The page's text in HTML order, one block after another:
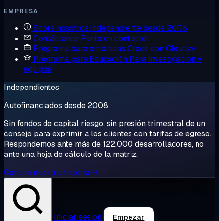
EMPRESA
Sobre nosotros Independiente desde 2008
Contáctanos Ponte en contacto
Programa para empresas Crece con Cloudzy
Programa para Educación Para investigación y
equipos
Independientes
Autofinanciados desde 2008
Sin fondos de capital riesgo, sin presión trimestral de un
consejo para exprimir a los clientes con tarifas de egreso.
Respondemos ante más de 122.000 desarrolladores, no
ante una hoja de cálculo de la matriz.
Conoce nuestra historia →
Iniciar sesión Empezar